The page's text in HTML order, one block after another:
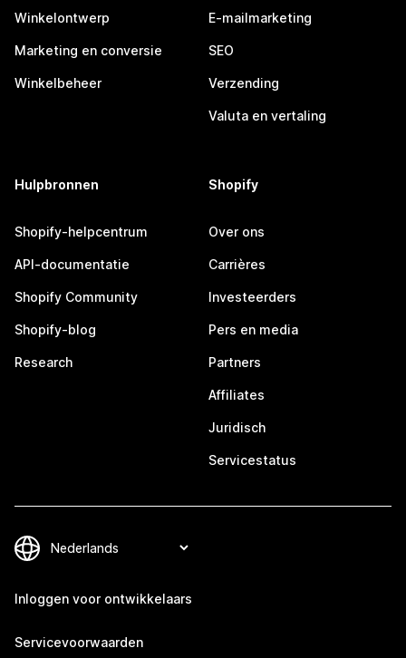
Winkelontwerp
Marketing en conversie
Winkelbeheer
E-mailmarketing
SEO
Verzending
Valuta en vertaling
Hulpbronnen
Shopify-helpcentrum
API-documentatie
Shopify Community
Shopify-blog
Research
Shopify
Over ons
Carrières
Investeerders
Pers en media
Partners
Affiliates
Juridisch
Servicestatus
Inloggen voor ontwikkelaars
Servicevoorwaarden